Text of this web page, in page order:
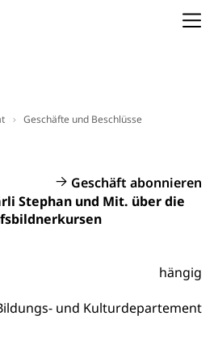
Geschäfte und Beschlüsse
Geschäft abonnieren
Stephan und Mit. über die
hängig
und Kulturdepartement
- Wissenswertes
(WAS Luzern)
Wissenschaftsmarketing,
Landwirtschaft und
Wald
Höhere
nach Lehre,
Grundkompetenzen
Lehrbetrieb, Lehrvertrag,